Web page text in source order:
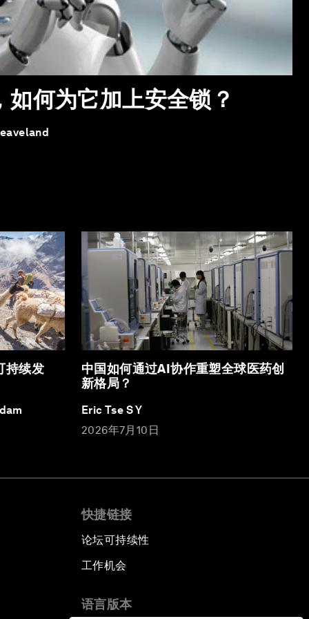
何为它加上安全锁？
持续发
中国如何通过AI协作重塑全球医药创
新格局？
Eric Tse S Y
2026年7月10日
快捷链接
论坛可持续性
工作机会
语言版本